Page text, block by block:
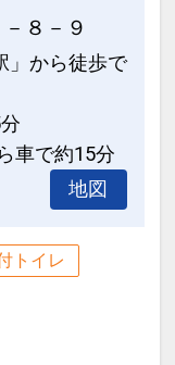
８－９
」から徒歩で
車で約15分
地図
トイレ